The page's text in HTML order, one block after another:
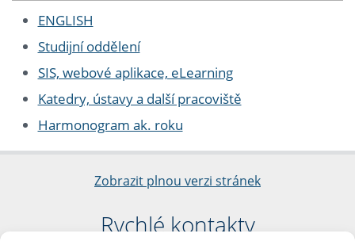
ENGLISH
Studijní oddělení
SIS, webové aplikace, eLearning
Katedry, ústavy a další pracoviště
Harmonogram ak. roku
Zobrazit plnou verzi stránek
Rychlé kontakty